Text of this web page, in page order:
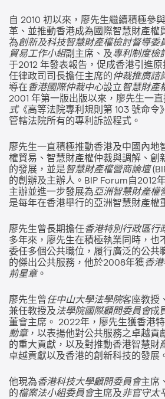
自 2010 初以來，廖先生繼續積極參
革、並推動香港成為國際智慧財產權
為創新及科技智慧財產權檢討督導委
貿易工作小組副主席、及專利制度檢
于2012 年發表報告，促成香港引進
任律政司司長擔任主席的仲裁推廣諮
導在香港國際仲裁中心設立智慧財產
2001 年第一版出版以來，廖先生一
式《高等法院專利規則第 103 號命令
管轄法院所有的專利訴訟程式。
廖先生一直積極推動香港及中國內地
權貿易、智慧財產權仲裁與調解、創
的發展，並是智慧財產權營商論壇
的創辦及主辦人。BIP Forum自2012
主辦並進一步發展為 亞洲智慧財產權
是每年在香港舉行的亞洲智慧財產權
廖先生曾長期擔任香港特別行政區行
多年來，廖先生在積極執業同時，也
委任多個公共職位，履行廣泛的公共
的傑出公共服務，他於2008年獲香
荊星章。
廖先生曾 任中山大學法學院客座教授、
兼任教授及法學院國際顧問委員會成
董會主席。 2022年，廖先生獲香港
勳章，以表揚他對公共服務之卓越貢
的重大貢獻，以及對推動香港智慧財
卓越貢獻以及香港的創新科技的發展
他現為香港科技大學顧問委員會主席、
的檔案法小組委員會主席及非官守太